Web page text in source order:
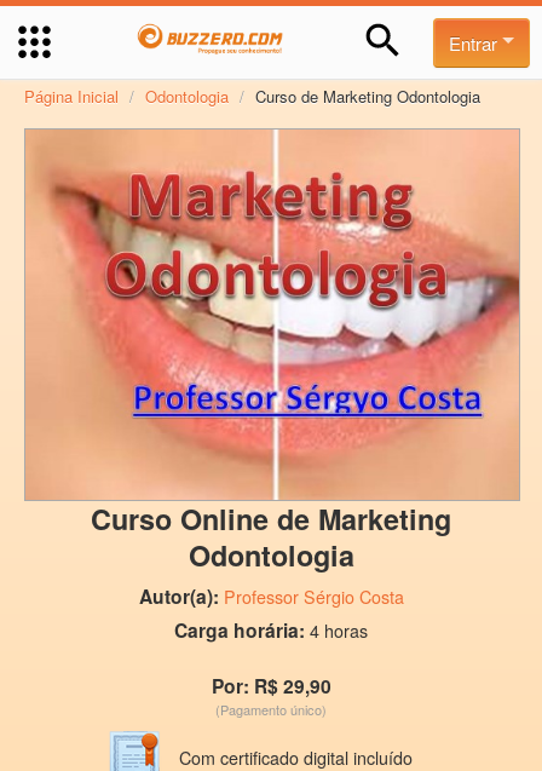
Entrar
Página Inicial / Odontologia / Curso de Marketing Odontologia
Curso Online de Marketing
Odontologia
Autor(a): Professor Sérgio Costa
Carga horária: 4 horas
Por: R$ 29,90
(Pagamento único)
Com certificado digital incluído